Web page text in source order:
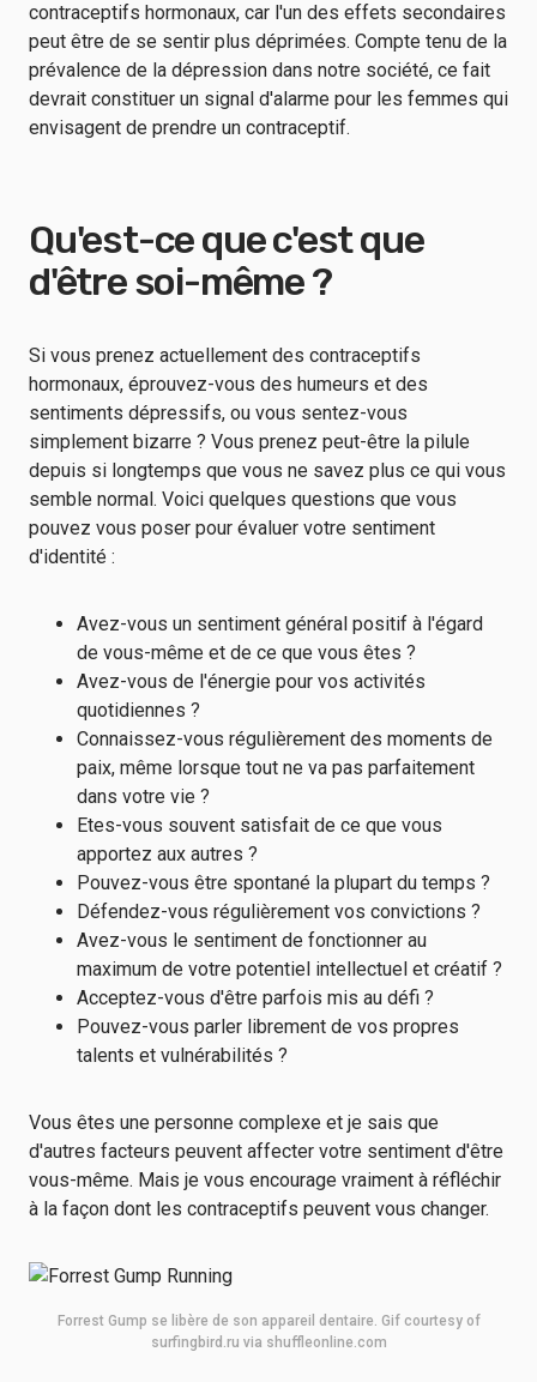
contraceptifs hormonaux, car l'un des effets secondaires
peut être de se sentir plus déprimées. Compte tenu de la
prévalence de la dépression dans notre société, ce fait
devrait constituer un signal d'alarme pour les femmes qui
envisagent de prendre un contraceptif.
Qu'est-ce que c'est que
d'être soi-même ?
Si vous prenez actuellement des contraceptifs
hormonaux, éprouvez-vous des humeurs et des
sentiments dépressifs, ou vous sentez-vous
simplement bizarre ? Vous prenez peut-être la pilule
depuis si longtemps que vous ne savez plus ce qui vous
semble normal. Voici quelques questions que vous
pouvez vous poser pour évaluer votre sentiment
d'identité :
Avez-vous un sentiment général positif à l'égard
de vous-même et de ce que vous êtes ?
Avez-vous de l'énergie pour vos activités
quotidiennes ?
Connaissez-vous régulièrement des moments de
paix, même lorsque tout ne va pas parfaitement
dans votre vie ?
Etes-vous souvent satisfait de ce que vous
apportez aux autres ?
Pouvez-vous être spontané la plupart du temps ?
Défendez-vous régulièrement vos convictions ?
Avez-vous le sentiment de fonctionner au
maximum de votre potentiel intellectuel et créatif ?
Acceptez-vous d'être parfois mis au défi ?
Pouvez-vous parler librement de vos propres
talents et vulnérabilités ?
Vous êtes une personne complexe et je sais que
d'autres facteurs peuvent affecter votre sentiment d'être
vous-même. Mais je vous encourage vraiment à réfléchir
à la façon dont les contraceptifs peuvent vous changer.
Forrest Gump se libère de son appareil dentaire. Gif courtesy of
surfingbird.ru via shuffleonline.com